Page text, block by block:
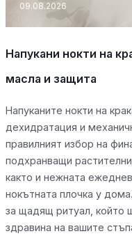
09.08.2026
Напукани нокти на
масла и защита
Напуканите нокти на
дехидратация и
правилният избор на
подхранващи
както и нежната
нокътната плочка у
за щадящ ритуал, който
здравина на вашите